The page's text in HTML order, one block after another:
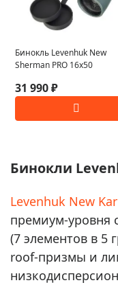
Бинокль Levenhuk New
Sherman PRO 16x50
31 990 ₽
Бинокли
Levenhuk New
премиум-уровня
(7 элементов в 5
roof-призмы и